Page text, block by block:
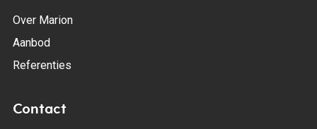
Over Marion
Aanbod
Referenties
Contact